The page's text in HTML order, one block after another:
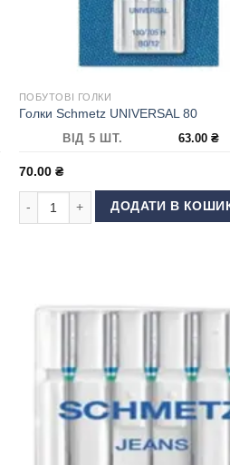
ПОБУТОВІ ГОЛКИ
Голки Schmetz UNIVERSAL 80
ВІД 5 ШТ. 63.00₴
70.00 ₴
Голки Schmetz UNIVERSAL 80
ДОДАТИ В